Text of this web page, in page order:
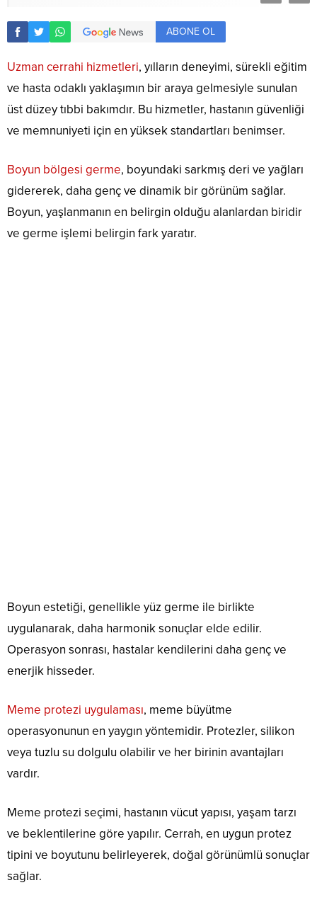
ABONE OL
Uzman cerrahi hizmetleri, yılların deneyimi, sürekli eğitim
ve hasta odaklı yaklaşımın bir araya gelmesiyle sunulan
üst düzey tıbbi bakımdır. Bu hizmetler, hastanın güvenliği
ve memnuniyeti için en yüksek standartları benimser.
Boyun bölgesi germe, boyundaki sarkmış deri ve yağları
gidererek, daha genç ve dinamik bir görünüm sağlar.
Boyun, yaşlanmanın en belirgin olduğu alanlardan biridir
ve germe işlemi belirgin fark yaratır.
Boyun estetiği, genellikle yüz germe ile birlikte
uygulanarak, daha harmonik sonuçlar elde edilir.
Operasyon sonrası, hastalar kendilerini daha genç ve
enerjik hisseder.
Meme protezi uygulaması, meme büyütme
operasyonunun en yaygın yöntemidir. Protezler, silikon
veya tuzlu su dolgulu olabilir ve her birinin avantajları
vardır.
Meme protezi seçimi, hastanın vücut yapısı, yaşam tarzı
ve beklentilerine göre yapılır. Cerrah, en uygun protez
tipini ve boyutunu belirleyerek, doğal görünümlü sonuçlar
sağlar.